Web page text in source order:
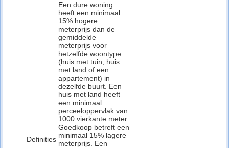
Definities
Een dure woning
heeft een minimaal
15% hogere
meterprijs dan de
gemiddelde
meterprijs voor
hetzelfde woontype
(huis met tuin, huis
met land of een
appartement) in
dezelfde buurt. Een
huis met land heeft
een minimaal
perceeloppervlak van
1000 vierkante meter.
Goedkoop betreft een
minimaal 15% lagere
meterprijs. Een